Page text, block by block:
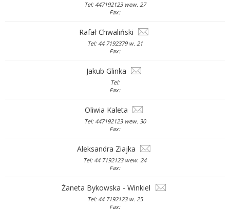
Tel: 447192123 wew. 27
Fax:
Rafał Chwaliński
Tel: 44 7192379 w. 21
Fax:
Jakub Glinka
Tel:
Fax:
Oliwia Kaleta
Tel: 447192123 wew. 30
Fax:
Aleksandra Ziajka
Tel: 44 7192123 wew. 24
Fax:
Żaneta Bykowska - Winkiel
Tel: 44 7192123 w. 25
Fax: